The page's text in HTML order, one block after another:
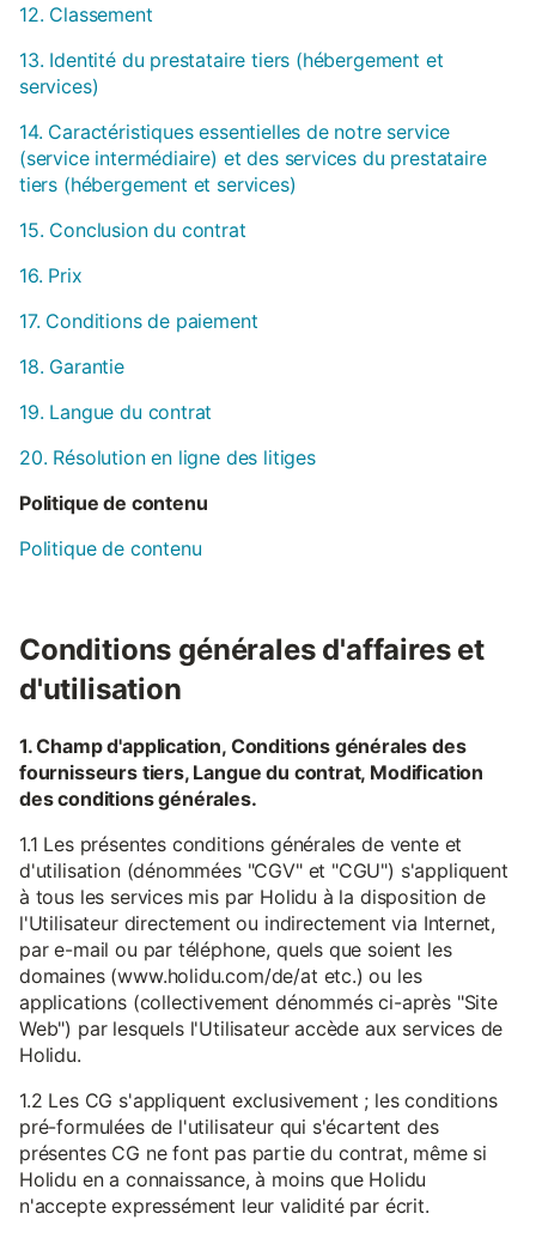
12. Classement
13. Identité du prestataire tiers (hébergement et
services)
14. Caractéristiques essentielles de notre service
(service intermédiaire) et des services du prestataire
tiers (hébergement et services)
15. Conclusion du contrat
16. Prix
17. Conditions de paiement
18. Garantie
19. Langue du contrat
20. Résolution en ligne des litiges
Politique de contenu
Politique de contenu
Conditions générales d'affaires et
d'utilisation
1. Champ d'application, Conditions générales des
fournisseurs tiers, Langue du contrat, Modification
des conditions générales.
1.1 Les présentes conditions générales de vente et
d'utilisation (dénommées "CGV" et "CGU") s'appliquent
à tous les services mis par Holidu à la disposition de
l'Utilisateur directement ou indirectement via Internet,
par e-mail ou par téléphone, quels que soient les
domaines (www.holidu.com/de/at etc.) ou les
applications (collectivement dénommés ci-après "Site
Web") par lesquels l'Utilisateur accède aux services de
Holidu.
1.2 Les CG s'appliquent exclusivement ; les conditions
pré-formulées de l'utilisateur qui s'écartent des
présentes CG ne font pas partie du contrat, même si
Holidu en a connaissance, à moins que Holidu
n'accepte expressément leur validité par écrit.